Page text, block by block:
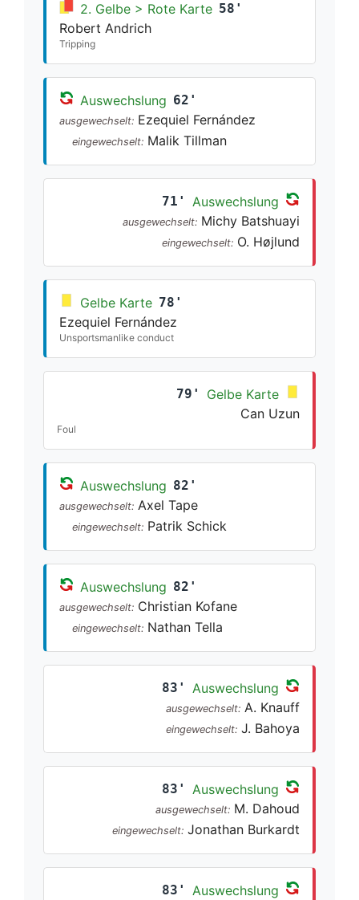
2. Gelbe > Rote Karte 58'
Robert Andrich
Tripping
Auswechslung 62'
ausgewechselt: Ezequiel Fernández
eingewechselt: Malik Tillman
71' Auswechslung
ausgewechselt: Michy Batshuayi
eingewechselt: O. Højlund
Gelbe Karte 78'
Ezequiel Fernández
Unsportsmanlike conduct
79'
Gelbe Karte
Can Uzun
Foul
Auswechslung 82'
ausgewechselt: Axel Tape
eingewechselt: Patrik Schick
Auswechslung 82'
ausgewechselt: Christian Kofane
eingewechselt: Nathan Tella
83' Auswechslung
ausgewechselt: A. Knauff
eingewechselt: J. Bahoya
83' Auswechslung
ausgewechselt: M. Dahoud
eingewechselt: Jonathan Burkardt
83' Auswechslung